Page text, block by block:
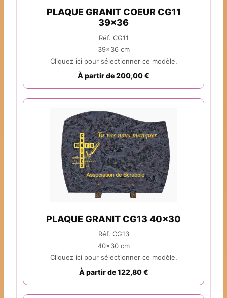
PLAQUE GRANIT COEUR CG11
39x36
Réf. CG11
39x36 cm
Cliquez ici pour sélectionner ce modèle.
À partir de 200,00 €
PLAQUE GRANIT CG13 40x30
Réf. CG13
40x30 cm
Cliquez ici pour sélectionner ce modèle.
À partir de 122,80 €